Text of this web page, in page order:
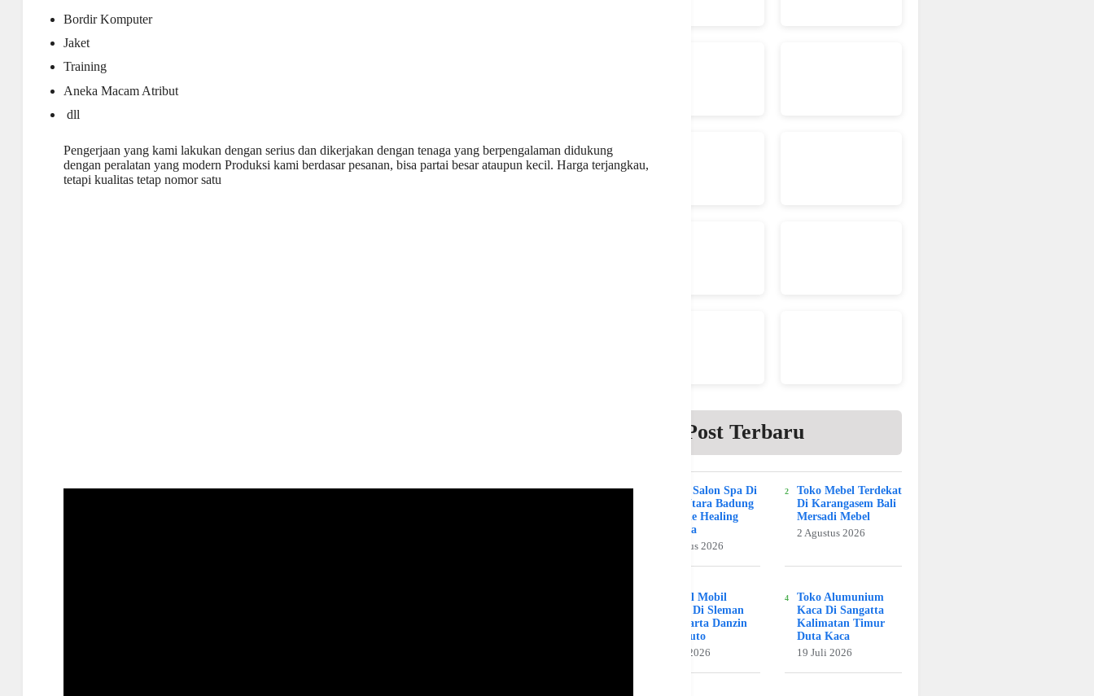
Bordir Komputer
Jaket
Training
Aneka Macam Atribut
dll
Pengerjaan yang kami lakukan dengan serius dan dikerjakan dengan tenaga yang berpengalaman didukung
dengan peralatan yang modern Produksi kami berdasar pesanan, bisa partai besar ataupun kecil. Harga terjangkau,
tetapi kualitas tetap nomor satu
Post Terbaru
Beauty Salon Spa Di
Kuta Utara Badung
Bali The Healing
Day Spa
2 Agustus 2026
Toko Mebel Terdekat
Di Karangasem Bali
Mersadi Mebel
2 Agustus 2026
Bengkel Mobil
Umum Di Sleman
Jogjakarta Danzin
Benz Auto
31 Juli 2026
Toko Alumunium
Kaca Di Sangatta
Kalimatan Timur
Duta Kaca
19 Juli 2026